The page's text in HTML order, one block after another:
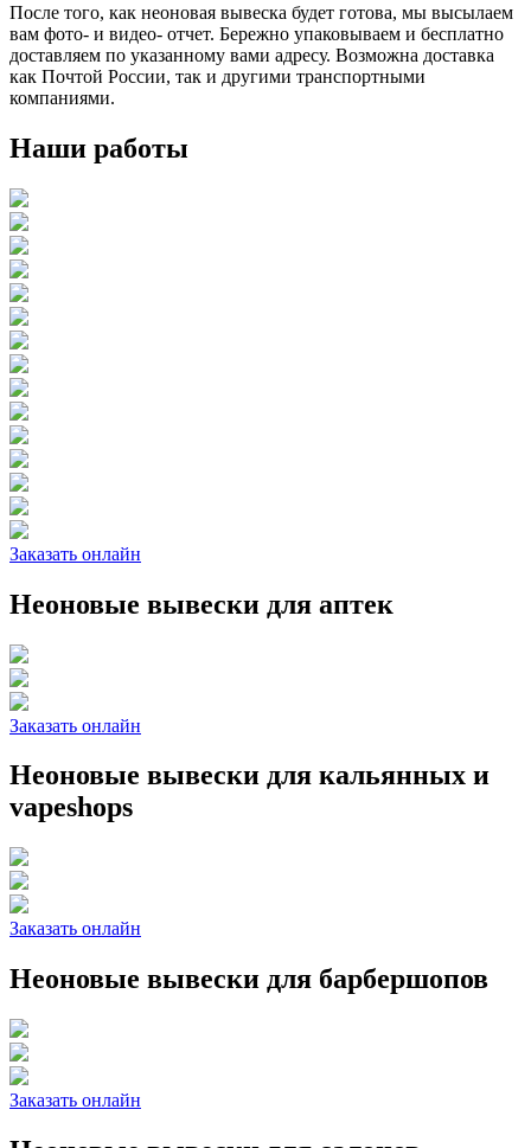
После того, как неоновая вывеска будет готова, мы высылаем
вам фото- и видео- отчет. Бережно упаковываем и бесплатно
доставляем по указанному вами адресу. Возможна доставка
как Почтой России, так и другими транспортными
компаниями.
Наши работы
Заказать онлайн
Неоновые вывески для аптек
Заказать онлайн
Неоновые вывески для кальянных и
vapeshops
Заказать онлайн
Неоновые вывески для барбершопов
Заказать онлайн